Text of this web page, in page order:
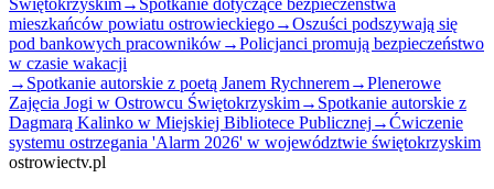
Świętokrzyskim→ Spotkanie dotyczące bezpieczeństwa
mieszkańców powiatu ostrowieckiego→Oszuści podszywają się
pod bankowych pracowników→Policjanci promują bezpieczeństwo
w czasie wakacji
→ Spotkanie autorskie z poetą Janem Rychnerem→Plenerowe
Zajęcia Jogi w Ostrowcu Świętokrzyskim→ Spotkanie autorskie z
Dagmarą Kalinko w Miejskiej Bibliotece Publicznej →Ćwiczenie
systemu ostrzegania 'Alarm 2026' w województwie świętokrzyskim
ostrowiectv.pl